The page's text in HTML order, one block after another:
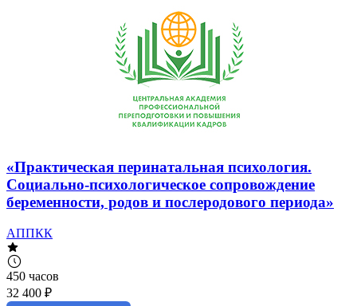
«Практическая перинатальная психология.
Социально-психологическое сопровождение
беременности, родов и послеродового периода»
АППКК
450 часов
32 400 ₽